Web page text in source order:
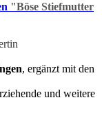
"Böse Stiefmutter
, ergänzt mit den
und weitere